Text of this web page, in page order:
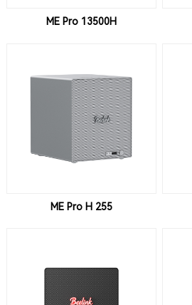
ME Pro 13500H
ME Pro H 255